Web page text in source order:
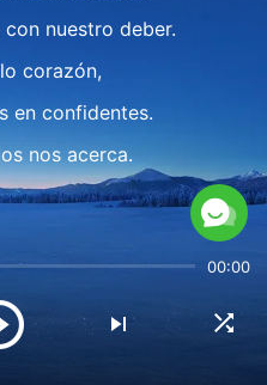
nuestro deber.
corazón,
en confidentes.
nos acerca.
verdadero amor,
una familia son.
guían al crecer.
00:00